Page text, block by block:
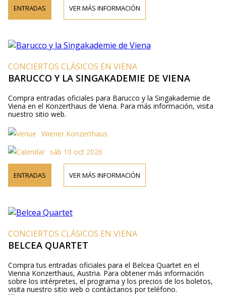
ENTRADAS VER MÁS INFORMACIÓN
CONCIERTOS CLÁSICOS EN VIENA
BARUCCO Y LA SINGAKADEMIE DE VIENA
Compra entradas oficiales para Barucco y la Singakademie de
Viena en el Konzerthaus de Viena. Para más información, visita
nuestro sitio web.
Wiener Konzerthaus
sáb 10 oct 2026
ENTRADAS VER MÁS INFORMACIÓN
CONCIERTOS CLÁSICOS EN VIENA
BELCEA QUARTET
Compra tus entradas oficiales para el Belcea Quartet en el
Vienna Konzerthaus, Austria. Para obtener más información
sobre los intérpretes, el programa y los precios de los boletos,
visita nuestro sitio web o contáctanos por teléfono.